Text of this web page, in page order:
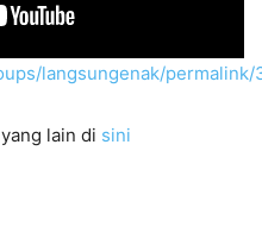
langsungenak/
lain di sini